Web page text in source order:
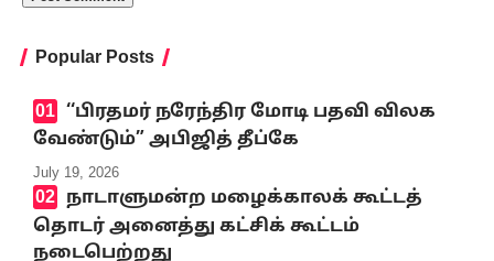
Popular Posts
‘‘பிரதமர் நரேந்திர மோடி பதவி விலக
வேண்டும்” அபிஜித் தீப்கே
July 19, 2026
நாடாளுமன்ற மழைக்காலக் கூட்டத்
தொடர் அனைத்து கட்சிக் கூட்டம்
நடைபெற்றது